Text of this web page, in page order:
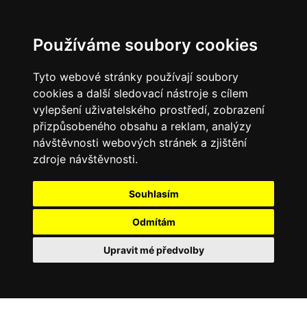
Používáme soubory cookies
Tyto webové stránky používají soubory
cookies a další sledovací nástroje s cílem
vylepšení uživatelského prostředí, zobrazení
přizpůsobeného obsahu a reklam, analýzy
návštěvnosti webových stránek a zjištění
zdroje návštěvnosti.
Souhlasím
Odmítám
Upravit mé předvolby